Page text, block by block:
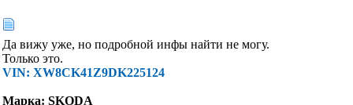
Да вижу уже, но подробной инфы найти не могу.
Только это.
VIN: XW8CK41Z9DK225124
Марка: SKODA